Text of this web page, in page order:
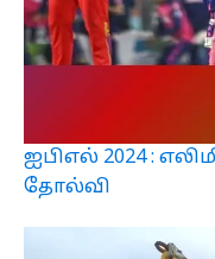
ஐபிஎல் 2024 :
தோல்வி